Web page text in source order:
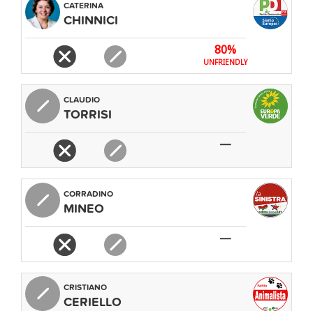
CATERINA
CHINNICI
80%
UNFRIENDLY
CLAUDIO
TORRISI
—
CORRADINO
MINEO
—
CRISTIANO
CERIELLO